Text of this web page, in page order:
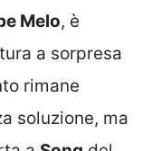
Melo, è
a sorpresa
rimane
soluzione, ma